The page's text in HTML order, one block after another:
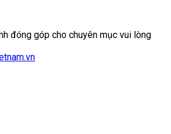
đóng góp cho chuyên mục vui lòng